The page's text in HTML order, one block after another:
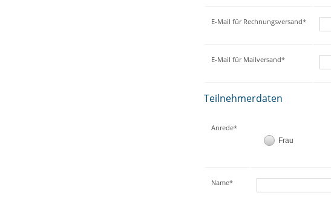
E-Mail für Rechnungsversand*
E-Mail für Mailversand*
Teilnehmerdaten
Anrede*
Frau
Name*